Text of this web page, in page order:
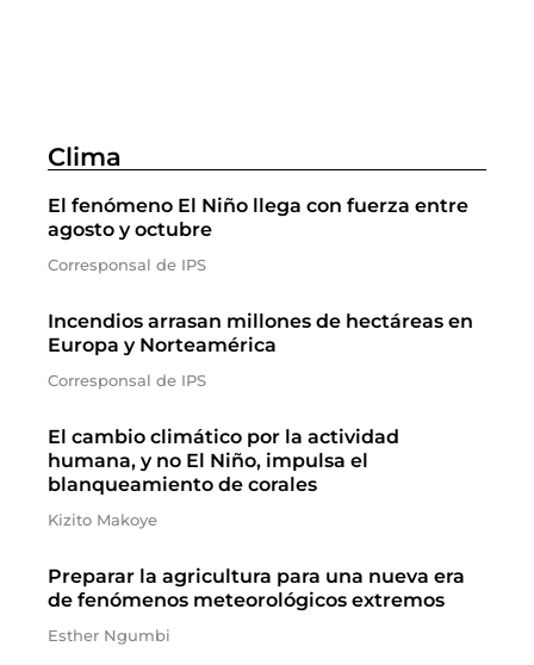
Clima
El fenómeno El Niño llega con fuerza entre
agosto y octubre
Corresponsal de IPS
Incendios arrasan millones de hectáreas en
Europa y Norteamérica
Corresponsal de IPS
El cambio climático por la actividad
humana, y no El Niño, impulsa el
blanqueamiento de corales
Kizito Makoye
Preparar la agricultura para una nueva era
de fenómenos meteorológicos extremos
Esther Ngumbi